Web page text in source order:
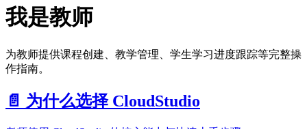
我是教师
为教师提供课程创建、教学管理、学生学习进度跟踪等完整操
作指南。
📄️ 为什么选择 CloudStudio